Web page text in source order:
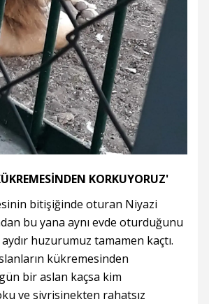
KORKUYORUZ'
bitişiğinde oturan Niyazi
bu yana aynı evde oturduğunu
huzurumuz tamamen kaçtı.
kükremesinden
bir aslan kaçsa kim
ve sivrisinekten rahatsız